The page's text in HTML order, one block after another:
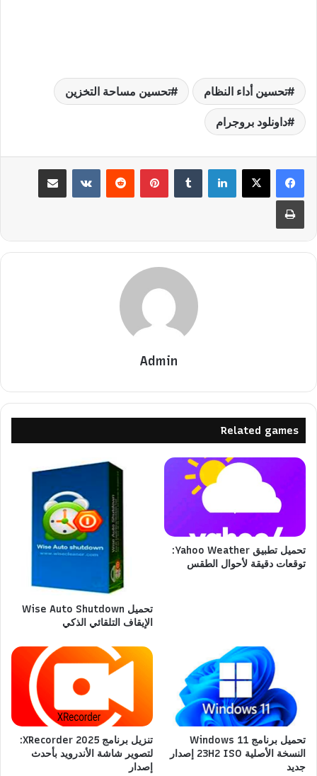
تحسين أداء النظام تحسين مساحة التخزين
داونلود بروجرام
لينكدإن بينتيريست مشاركة عبر البريد
طباعة
Admin
Related games
تحميل تطبيق Yahoo Weather:
توقعات دقيقة لأحوال الطقس
تحميل Wise Auto Shutdown
الإيقاف التلقائي الذكي
تحميل برنامج Windows 11
النسخة الأصلية 23H2 ISO إصدار
جديد
تنزيل برنامج XRecorder 2025:
لتصوير شاشة الأندرويد بأحدث
إصدار